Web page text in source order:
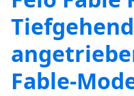
Fable-